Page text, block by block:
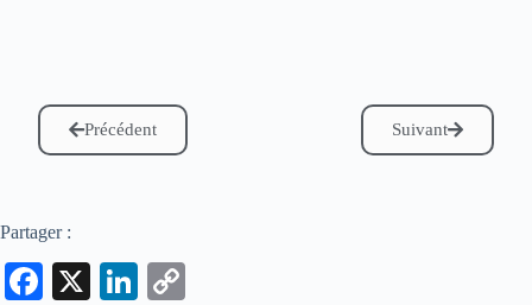
Précédent Suivant
Partager :
Fa
X
Li